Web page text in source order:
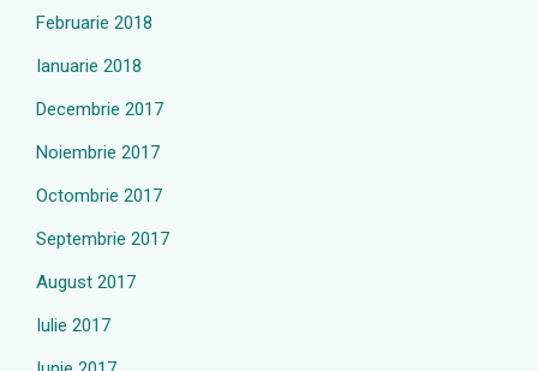
Februarie 2018
Ianuarie 2018
Decembrie 2017
Noiembrie 2017
Octombrie 2017
Septembrie 2017
August 2017
Iulie 2017